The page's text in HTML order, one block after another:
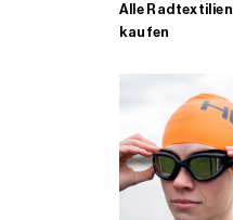
Alle Radtextilien
kaufen